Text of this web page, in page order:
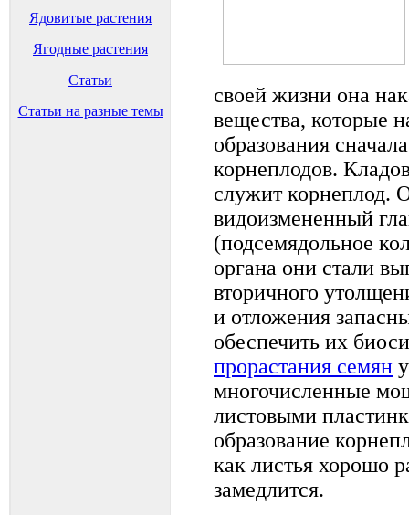
Ядовитые растения
Ягодные растения
Статьи
Статьи на разные темы
своей жизни она
вещества, которые
образования
корнеплодов.
служит корнеплод.
видоизмененный
(подсемядольное
органа они стали
вторичного
и отложения
обеспечить их
прорастания семян
многочисленные
листовыми
образование
как листья хорошо
замедлится.